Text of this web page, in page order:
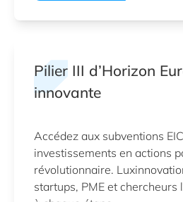
Pilier III d’Horizon
innovante
Accédez aux subventions
investissements en actions
révolutionnaire.
startups, PME et chercheurs